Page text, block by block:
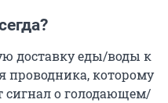
доставку еды/воды к
проводника, которому
сигнал о голодающем/